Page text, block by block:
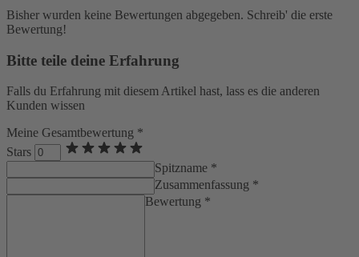
Bisher wurden keine Bewertungen abgegeben. Schreib' die erste
Bewertung!
Bitte teile deine Erfahrung
Falls du Erfahrung mit diesem Artikel hast, lass es die anderen
Kunden wissen
Meine Gesamtbewertung *
Stars
Spitzname *
Zusammenfassung *
Bewertung *